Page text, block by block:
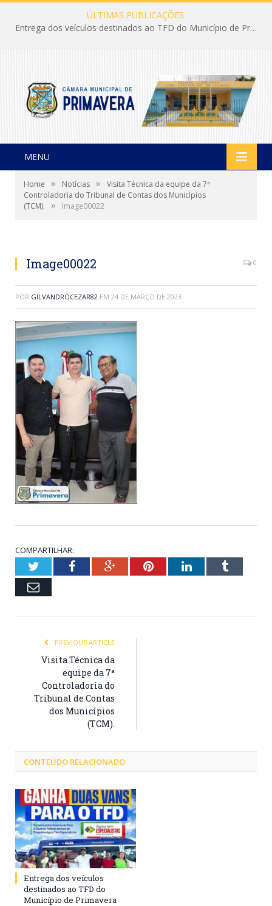
ÚLTIMAS PUBLICAÇÕES:
Entrega dos veículos destinados ao TFD do Município de Primavera
MENU
Home » Notícias »
Visita Técnica da equipe da 7ª
Controladoria do Tribunal de Contas dos Municípios
(TCM).
» Image00022
Image00022 0
POR GILVANDROCEZAR82 EM 24 DE MARÇO DE 2023
COMPARTILHAR:
TwitterFacebookGoogle+PinterestLinkedInTumblr
Email
PREVIOUS ARTICLE
Visita Técnica da
equipe da 7ª
Controladoria do
Tribunal de Contas
dos Municípios
(TCM).
CONTEÚDO RELACIONADO
Entrega dos veículos
destinados ao TFD do
Município de Primavera